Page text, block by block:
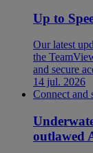
Up to
Our latest
the
and secure
14 jul. 2026
Connect and
outlawed